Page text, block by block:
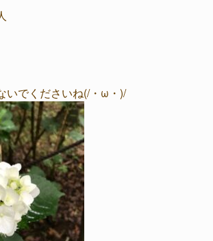
いでくださいね(/・ω・)/